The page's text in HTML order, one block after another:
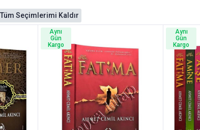
Tüm Seçimlerimi Kaldır
Aynı
Gün
Kargo
Aynı
Gün
Kargo